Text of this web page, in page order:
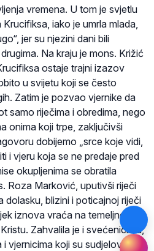
vremena. U tom je svjetlu
iako je umrla mlada,
jer su njezini dani bili
Na kraju je mons. Križić
ostaje trajni izazov
u svijetu koji se često
Zatim je pozvao vjernike da
samo riječima i obredima, nego
onima koji trpe, zaključivši
dobijemo „srce koje vidi,
i vjeru koja se ne predaje pred
okupljenima se obratila
Roza Marković, uputivši riječi
dolasku, blizini i poticajnoj riječi
iznova vraća na temeljne
Zahvalila je i svećenicima,
vjernicima koji su sudjelovali u